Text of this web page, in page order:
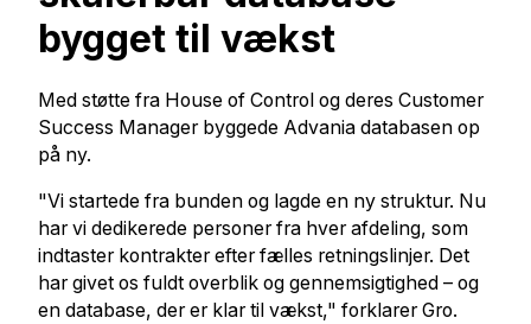
bygget til vækst
Med støtte fra House of Control og deres Customer
Success Manager byggede Advania databasen op
på ny.
"Vi startede fra bunden og lagde en ny struktur. Nu
har vi dedikerede personer fra hver afdeling, som
indtaster kontrakter efter fælles retningslinjer. Det
har givet os fuldt overblik og gennemsigtighed – og
en database, der er klar til vækst," forklarer Gro.